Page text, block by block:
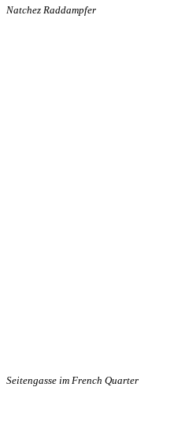
Natchez Raddampfer
Seitengasse im French Quarter